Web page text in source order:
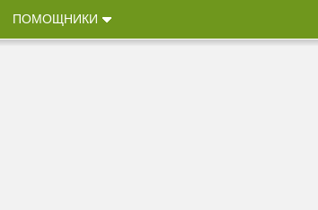
ПОМОЩНИКИ